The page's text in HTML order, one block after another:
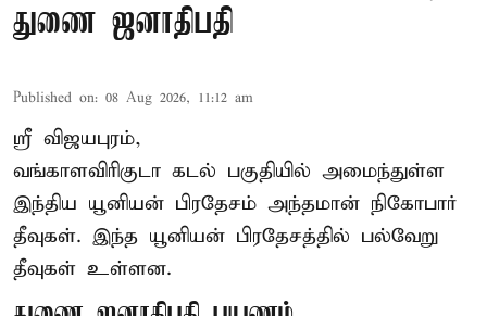
துணை ஜனாதிபதி
Published on: 08 Aug 2026, 11:12 am
ஸ்ரீ விஜயபுரம்,
வங்காளவிரிகுடா கடல் பகுதியில் அமைந்துள்ள
இந்திய யூனியன் பிரதேசம் அந்தமான் நிகோபார்
தீவுகள். இந்த யூனியன் பிரதேசத்தில் பல்வேறு
தீவுகள் உள்ளன.